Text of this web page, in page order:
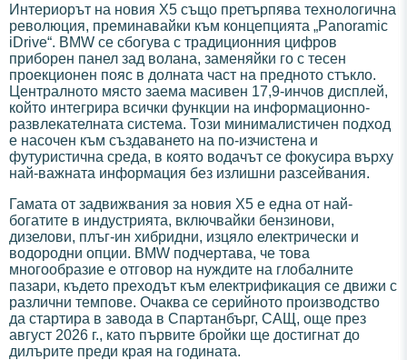
Интериорът на новия X5 също претърпява технологична
революция, преминавайки към концепцията „Panoramic
iDrive“. BMW се сбогува с традиционния цифров
приборен панел зад волана, заменяйки го с тесен
проекционен пояс в долната част на предното стъкло.
Централното място заема масивен 17,9-инчов дисплей,
който интегрира всички функции на информационно-
развлекателната система. Този минималистичен подход
е насочен към създаването на по-изчистена и
футуристична среда, в която водачът се фокусира върху
най-важната информация без излишни разсейвания.
Гамата от задвижвания за новия X5 е една от най-
богатите в индустрията, включвайки бензинови,
дизелови, плъг-ин хибридни, изцяло електрически и
водородни опции. BMW подчертава, че това
многообразие е отговор на нуждите на глобалните
пазари, където преходът към електрификация се движи с
различни темпове. Очаква се серийното производство
да стартира в завода в Спартанбърг, САЩ, още през
август 2026 г., като първите бройки ще достигнат до
дилърите преди края на годината.